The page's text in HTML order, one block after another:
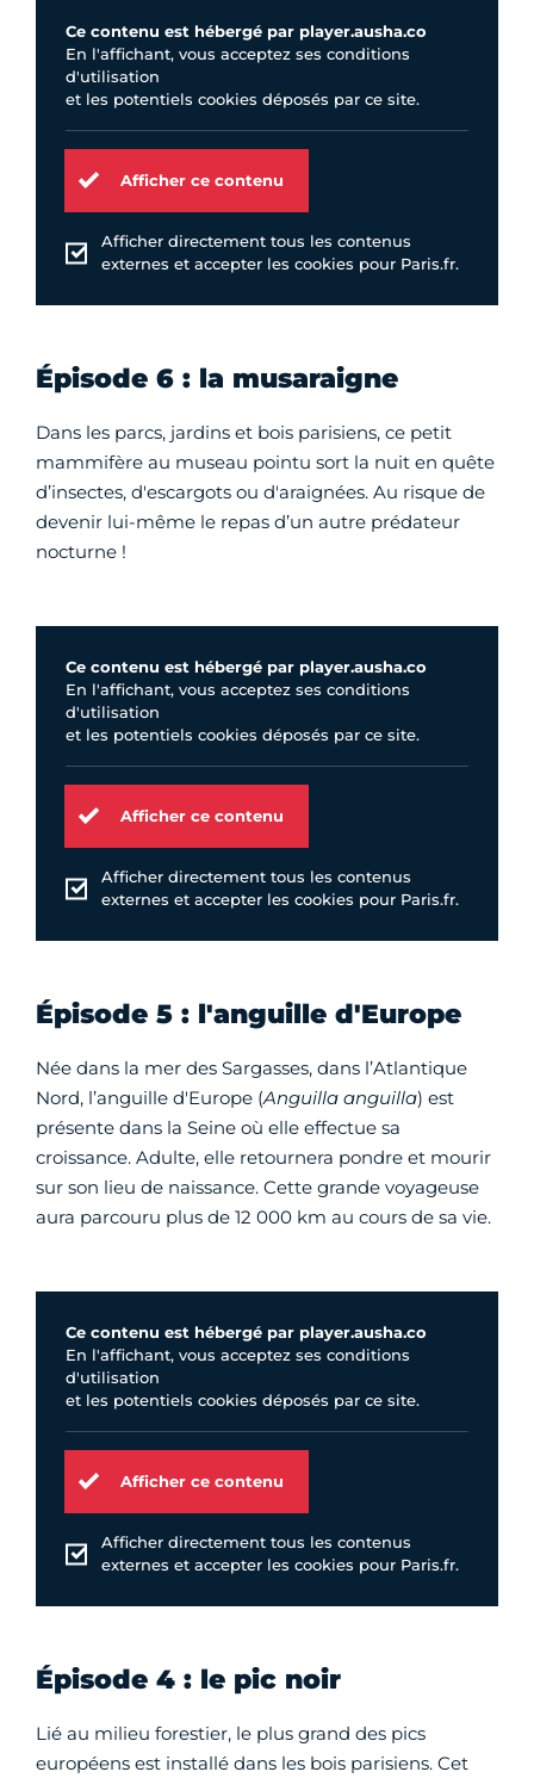
Ce contenu est hébergé par player.ausha.co
En l'affichant, vous acceptez ses conditions
d'utilisation
et les potentiels cookies déposés par ce site.
Afficher ce contenu
Afficher directement tous les contenus
externes et accepter les cookies pour Paris.fr.
Épisode 6 : la musaraigne
Dans les parcs, jardins et bois parisiens, ce petit
mammifère au museau pointu sort la nuit en quête
d’insectes, d'escargots ou d'araignées. Au risque de
devenir lui-même le repas d’un autre prédateur
nocturne !
Ce contenu est hébergé par player.ausha.co
En l'affichant, vous acceptez ses conditions
d'utilisation
et les potentiels cookies déposés par ce site.
Afficher ce contenu
Afficher directement tous les contenus
externes et accepter les cookies pour Paris.fr.
Épisode 5 : l'anguille d'Europe
Née dans la mer des Sargasses, dans l’Atlantique
Nord, l’anguille d'Europe (Anguilla anguilla) est
présente dans la Seine où elle effectue sa
croissance. Adulte, elle retournera pondre et mourir
sur son lieu de naissance. Cette grande voyageuse
aura parcouru plus de 12 000 km au cours de sa vie.
Ce contenu est hébergé par player.ausha.co
En l'affichant, vous acceptez ses conditions
d'utilisation
et les potentiels cookies déposés par ce site.
Afficher ce contenu
Afficher directement tous les contenus
externes et accepter les cookies pour Paris.fr.
Épisode 4 : le pic noir
Lié au milieu forestier, le plus grand des pics
européens est installé dans les bois parisiens. Cet